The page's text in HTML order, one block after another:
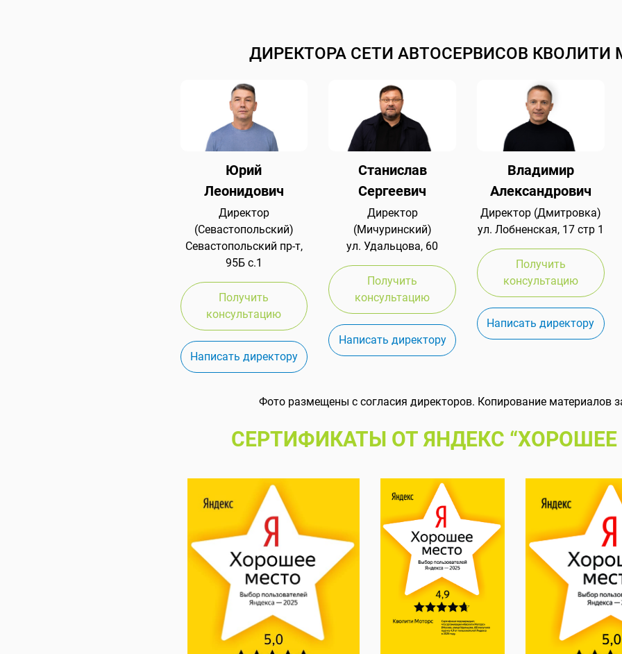
ДИРЕКТОРА СЕТИ АВТОСЕРВИСОВ КВОЛИТИ
Юрий
Леонидович
Директор
(Севастопольский)
Севастопольский пр-т,
95Б с.1
Получить
консультацию
Написать директору
Станислав
Сергеевич
Директор
(Мичуринский)
ул. Удальцова, 60
Получить
консультацию
Написать директору
Владимир
Александрович
Директор (Дмитровка)
ул. Лобненская, 17 стр 1
Получить
консультацию
Написать директору
Фото размещены с согласия директоров. Копирование материалов
СЕРТИФИКАТЫ ОТ ЯНДЕКС “ХОРОШЕЕ